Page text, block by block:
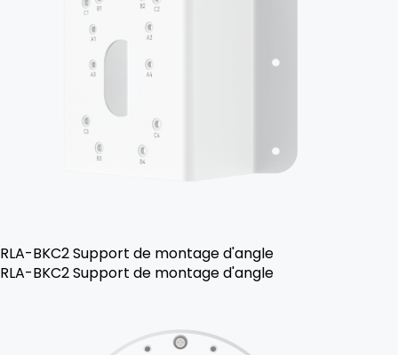
RLA-BKC2 Support de montage d'angle
RLA-BKC2 Support de montage d'angle